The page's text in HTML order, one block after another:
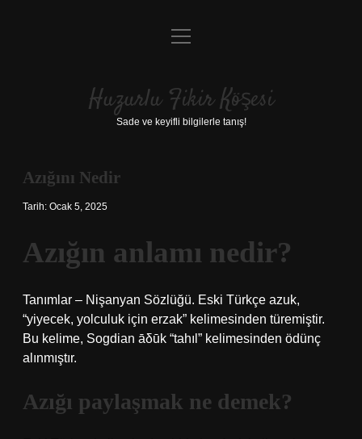
Anasayfa
Yasal Uyarı
menüyü
Huzurlu Fikir Köşesi
Sade ve keyifli bilgilerle tanış!
Azığını Nedir
Tarih: Ocak 5, 2025
Azığın anlamı nedir?
Tanımlar – Nişanyan Sözlüğü. Eski Türkçe azuk,
“yiyecek, yolculuk için erzak” kelimesinden türemiştir.
Bu kelime, Sogdian āδūk “tahıl” kelimesinden ödünç
alınmıştır.
Azığı paylaşmak ne demek?